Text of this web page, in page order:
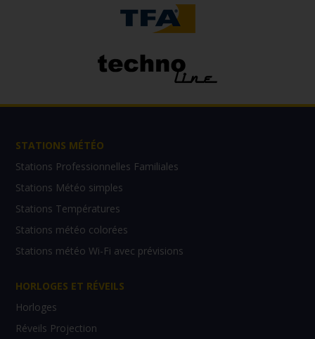
STATIONS MÉTÉO
Stations Professionnelles Familiales
Stations Météo simples
Stations Températures
Stations météo colorées
Stations météo Wi-Fi avec prévisions
HORLOGES ET RÉVEILS
Horloges
Réveils Projection